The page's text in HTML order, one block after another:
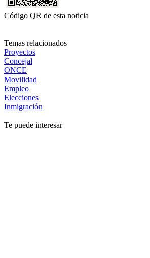
Código QR de esta noticia
Temas relacionados
Proyectos
Concejal
ONCE
Movilidad
Empleo
Elecciones
Inmigración
Te puede interesar